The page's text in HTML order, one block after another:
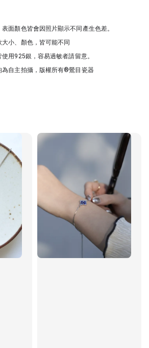
面顏色皆會因照片顯示不同產生色差。
大小、顏色，皆可能不同
用925銀，容易過敏者請留意。
為自主拍攝，版權所有®鶯目瓷器